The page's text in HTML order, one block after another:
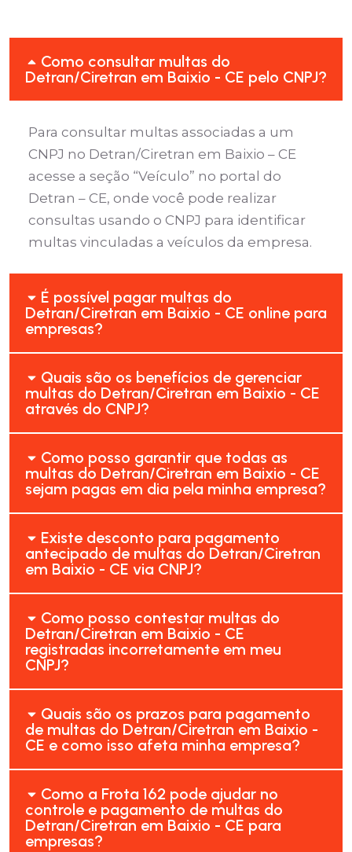
Como consultar multas do
Detran/Ciretran em Baixio - CE pelo CNPJ?
Para consultar multas associadas a um
CNPJ no Detran/Ciretran em Baixio – CE
acesse a seção “Veículo” no portal do
Detran – CE, onde você pode realizar
consultas usando o CNPJ para identificar
multas vinculadas a veículos da empresa.
É possível pagar multas do
Detran/Ciretran em Baixio - CE online para
empresas?
Quais são os benefícios de gerenciar
multas do Detran/Ciretran em Baixio - CE
através do CNPJ?
Como posso garantir que todas as
multas do Detran/Ciretran em Baixio - CE
sejam pagas em dia pela minha empresa?
Existe desconto para pagamento
antecipado de multas do Detran/Ciretran
em Baixio - CE via CNPJ?
Como posso contestar multas do
Detran/Ciretran em Baixio - CE
registradas incorretamente em meu
CNPJ?
Quais são os prazos para pagamento
de multas do Detran/Ciretran em Baixio -
CE e como isso afeta minha empresa?
Como a Frota 162 pode ajudar no
controle e pagamento de multas do
Detran/Ciretran em Baixio - CE para
empresas?